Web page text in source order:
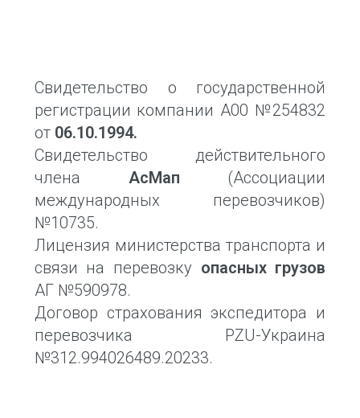
Свидетельство о государственной
регистрации компании А00 №254832
от 06.10.1994.
Свидетельство действительного
члена АсМап (Ассоциации
международных перевозчиков)
№10735.
Лицензия министерства транспорта и
связи на перевозку опасных грузов
АГ №590978.
Договор страхования экспедитора и
перевозчика PZU-Украина
№312.994026489.20233.